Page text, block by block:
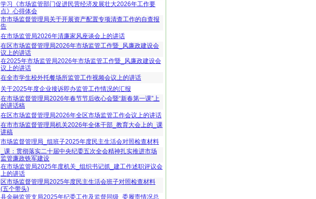
学习《市场监管部门促进民营经济发展壮大2026年工作要
点》心得体会
市市场监督管理局关于开展资产配置专项清查工作的自查报
告
在市场监管局2026年清廉家风座谈会上的讲话
在区市场监督管理局2026年市场监管工作暨_风廉政建设会
议上的讲话
在2025年市场监管局2026年市场监管工作暨_风廉政建设会
议上的讲话
在全市学生校外托餐场所监管工作视频会议上的讲话
关于2025年度企业接诉即办监管工作情况的汇报
在市场监督管理局2026年春节节后收心会暨“新春第一课”上
的讲话稿
在区市场监督管理局2026年全区市场监管工作会议上的讲话
在市市场监督管理局机关2026年全体干部_教育大会上的_课
讲稿
市场监督管理局_组班子2025年度民主生活会对照检查材料
_课：贯彻落实二十届中央纪委五次全会精神扎实推进市场
监管廉政铁军建设
在市场监管局2025年度机关_组织书记抓_建工作述职评议会
上的讲话
区市场监督管理局2025年度民主生活会班子对照检查材料
(五个带头)
县金融监管支局2025年纪委工作及监督同级_委履责情况总